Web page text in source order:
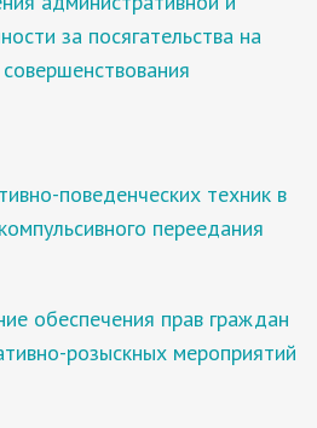
за посягательства на
поведенческих техник в
переедания
обеспечения прав граждан
розыскных мероприятий